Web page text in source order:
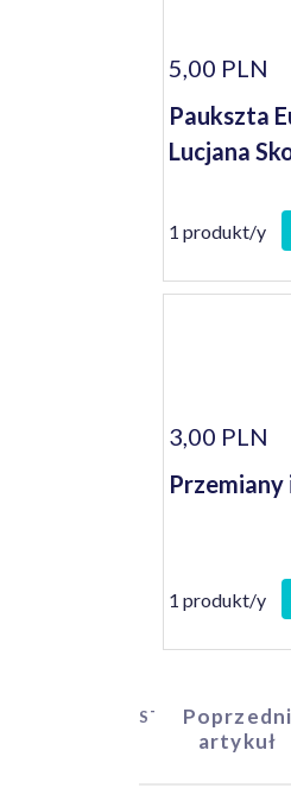
5,00 PLN
Paukszta
Lucjana
1 produkt/y
3,00 PLN
1 produkt/y
STARTPoprzedni
artykuł